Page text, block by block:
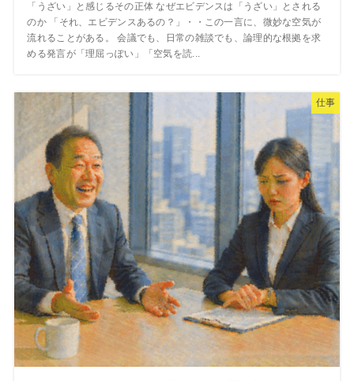
「うざい」と感じるその正体 なぜエビデンスは「うざい」とされる
のか 「それ、エビデンスあるの？」・・この一言に、微妙な空気が
流れることがある。 会議でも、日常の雑談でも、論理的な根拠を求
める発言が「理屈っぽい」「空気を読...
仕事